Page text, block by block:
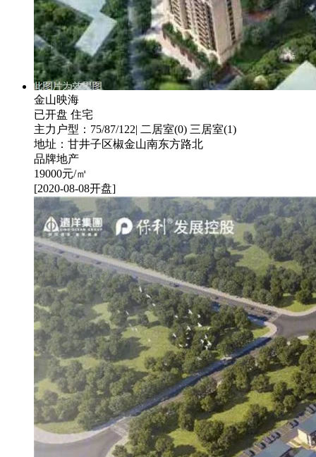
金山映海
已开盘 住宅
主力户型：75/87/122| 二居室(0) 三居室(1)
地址：甘井子区椒金山南东方路北
品牌地产
19000元/㎡
[2020-08-08开盘]